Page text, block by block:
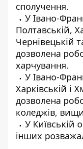
сполучення.
У Івано-
Полтавській,
Чернівецькій
дозволена
харчування.
У Івано-
Харківській і
дозволена
коледжів,
У Київській
інших